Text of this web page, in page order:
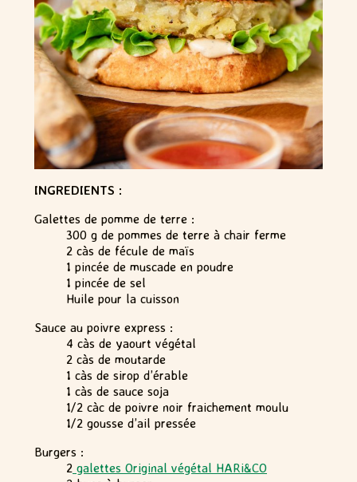
INGREDIENTS :
Galettes de pomme de terre :
300 g de pommes de terre à chair ferme
2 càs de fécule de maïs
1 pincée de muscade en poudre
1 pincée de sel
Huile pour la cuisson
Sauce au poivre express :
4 càs de yaourt végétal
2 càs de moutarde
1 càs de sirop d’érable
1 càs de sauce soja
1/2 càc de poivre noir fraichement moulu
1/2 gousse d’ail pressée
Burgers :
2 galettes Original végétal HARi&CO